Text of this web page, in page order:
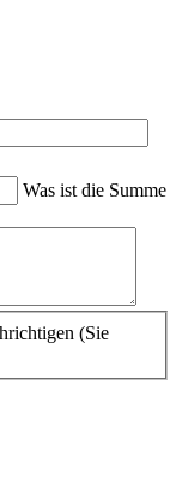
Was ist die Summe
(Sie